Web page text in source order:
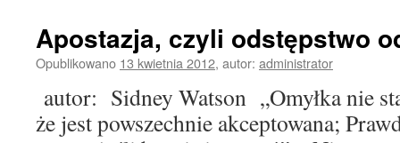
Apostazja, czyli odstępstwo
Opublikowano 13 kwietnia 2012, autor: administrator
autor: Sidney Watson „Omyłka nie
że jest powszechnie akceptowana;